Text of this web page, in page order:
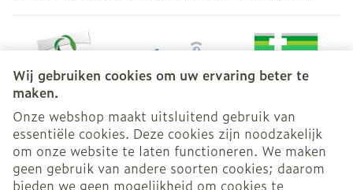
Wij gebruiken cookies om uw ervaring beter te
maken.
Onze webshop maakt uitsluitend gebruik van
essentiële cookies. Deze cookies zijn noodzakelijk
om onze website te laten functioneren. We maken
geen gebruik van andere soorten cookies; daarom
bieden we geen mogelijkheid om cookies te
Juridische links